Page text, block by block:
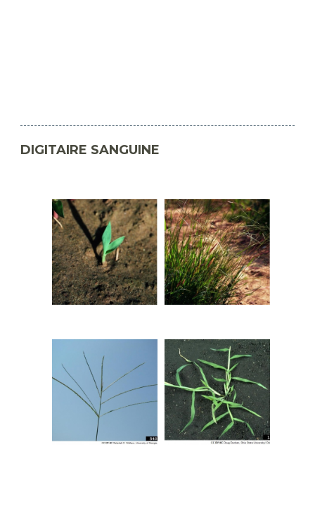
DIGITAIRE SANGUINE